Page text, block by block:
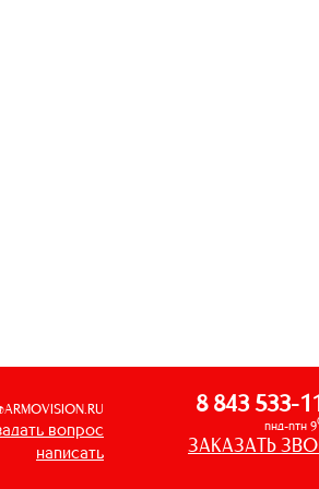
вопрос
написать
8 843 533-
пнд-птн 9
ЗАКАЗАТЬ